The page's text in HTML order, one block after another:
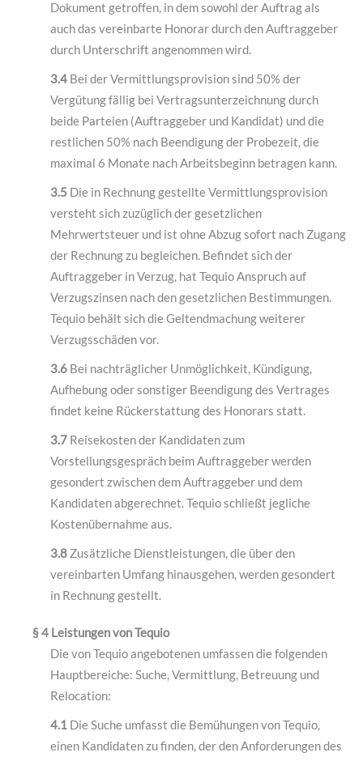
Dokument getroffen, in dem sowohl der Auftrag als
auch das vereinbarte Honorar durch den Auftraggeber
durch Unterschrift angenommen wird.
3.4Bei der Vermittlungsprovision sind 50% der
Vergütung fällig bei Vertragsunterzeichnung durch
beide Parteien (Auftraggeber und Kandidat) und die
restlichen 50% nach Beendigung der Probezeit, die
maximal 6 Monate nach Arbeitsbeginn betragen kann.
3.5Die in Rechnung gestellte Vermittlungsprovision
versteht sich zuzüglich der gesetzlichen
Mehrwertsteuer und ist ohne Abzug sofort nach Zugang
der Rechnung zu begleichen. Befindet sich der
Auftraggeber in Verzug, hat Tequio Anspruch auf
Verzugszinsen nach den gesetzlichen Bestimmungen.
Tequio behält sich die Geltendmachung weiterer
Verzugsschäden vor.
3.6Bei nachträglicher Unmöglichkeit, Kündigung,
Aufhebung oder sonstiger Beendigung des Vertrages
findet keine Rückerstattung des Honorars statt.
3.7Reisekosten der Kandidaten zum
Vorstellungsgespräch beim Auftraggeber werden
gesondert zwischen dem Auftraggeber und dem
Kandidaten abgerechnet. Tequio schließt jegliche
Kostenübernahme aus.
3.8Zusätzliche Dienstleistungen, die über den
vereinbarten Umfang hinausgehen, werden gesondert
in Rechnung gestellt.
§ 4 Leistungen von Tequio
Die von Tequio angebotenen umfassen die folgenden
Hauptbereiche: Suche, Vermittlung, Betreuung und
Relocation:
4.1Die Suche umfasst die Bemühungen von Tequio,
einen Kandidaten zu finden, der den Anforderungen des